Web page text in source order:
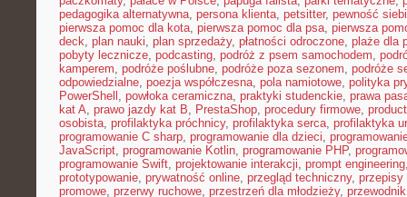
pedagogika alternatywna, persona klienta, petsitter, pewność
pierwsza pomoc dla kota, pierwsza pomoc dla psa, pierwsza
deck, plan nauki, plan sprzedaży, płatności odroczone, plaże dla
pobyty lecznicze, podcasting, podróż z psem samochodem,
kamperem, podróże poślubne, podróże poza sezonem, podróże
odpowiedzialne, poezja współczesna, pola namiotowe, polityka
PowerShell , powłoka ceramiczna, praktyki studenckie, prawa
kat A, prawo jazdy kat B, PrestaShop, procedury firmowe,
osobista, profilaktyka próchnicy, profilaktyka serca, profilaktyka
programowanie C sharp, programowanie dla dzieci,
JavaScript, programowanie Kotlin, programowanie PHP,
programowanie Swift, projektowanie interakcji, prompt engineering
prototypowanie, prywatność online, przegląd techniczny, przepisy
promowe, przerwy ruchowe, przestrzeń dla młodzieży,